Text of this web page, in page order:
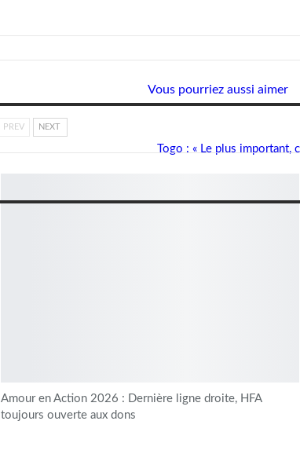
Togo : « Le plus important,
Vous pourriez aussi aimer
Amour en Action 2026 : Dernière ligne droite, HFA
toujours ouverte aux dons
PREV NEXT